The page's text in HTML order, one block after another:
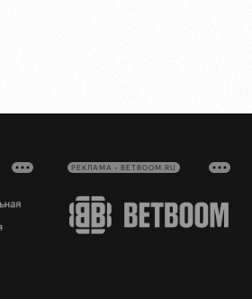
РЕКЛАМА • BETBOOM.RU